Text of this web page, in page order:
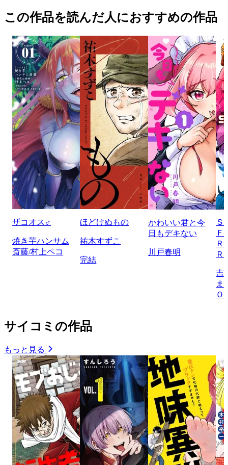
この作品を読んだ人におすすめの作品
ザコオス♂
焼き芋ハンサム
斎藤/村上ペコ
ほどけぬもの
祐木すずこ
完結
かわいい君と今
日もデキない
川戸春明
Ｆ
Ｒ
吉
ま
Ｏ
サイコミの作品
もっと見る